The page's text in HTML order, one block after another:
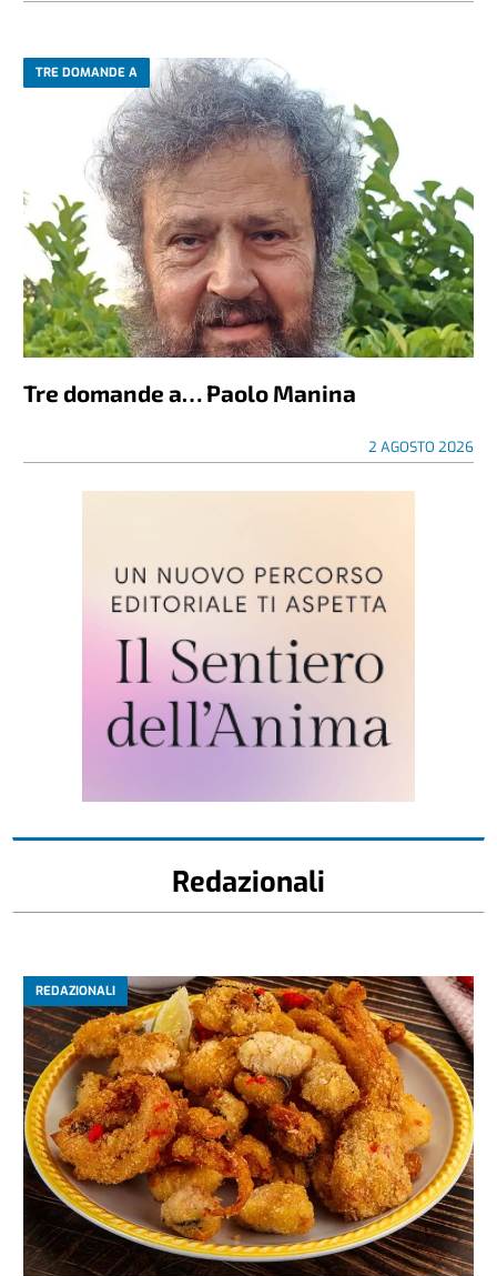
TRE DOMANDE A
Tre domande a… Paolo Manina
2 AGOSTO 2026
Redazionali
REDAZIONALI